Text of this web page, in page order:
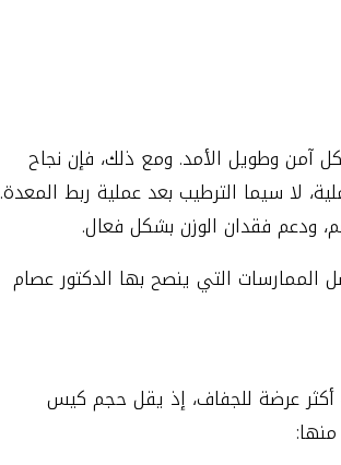
آمن وطويل الأمد. ومع ذلك، فإن نجاح
لا سيما الترطيب بعد عملية ربط المعدة.
ودعم فقدان الوزن بشكل فعال.
الممارسات التي ينصح بها الدكتور عصام
أكثر عرضة للجفاف، إذ يقل حجم كيس